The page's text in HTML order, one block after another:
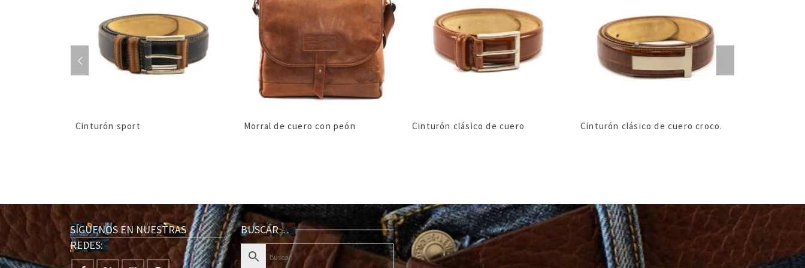
Cinturón sport Morral de cuero con peón Cinturón clásico de cuero Cinturón clásico de cuero croco.
SÍGUENOS EN NUESTRAS
REDES:
BUSCAR…